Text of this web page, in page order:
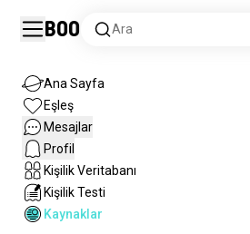
Boo Ara
Ana Sayfa
Eşleş
Mesajlar
Profil
Kişilik Veritabanı
Kişilik Testi
Kaynaklar